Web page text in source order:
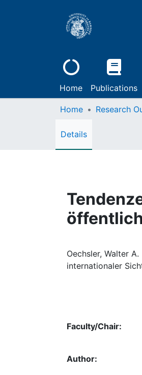
Home Publications
Home Research
Details
Oechsler, Walter
internationaler
Faculty/Chair:
Author: